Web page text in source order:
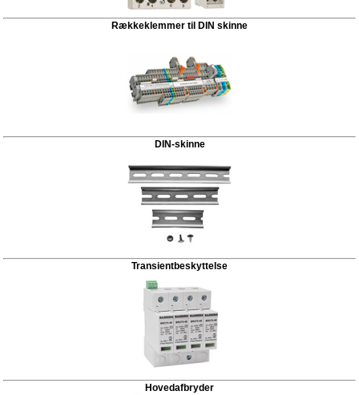
Rækkeklemmer til DIN skinne
DIN-skinne
Transientbeskyttelse
Hovedafbryder